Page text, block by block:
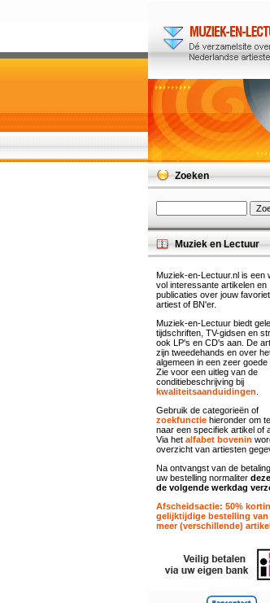
Zoeken
Muziek en Lectuur
Muziek-en-Lectuur.nl is een
vol interessante artikelen en
publicaties over jouw
artiest of BN'er.
Muziek-en-Lectuur biedt
tijdschriften, TV-gidsen en
ook LP's en CD's aan. De
zijn tweedehands en over
algemeen in een zeer goede
Zie voor een uitleg van de
conditiebeschrijving bij
kwaliteitsaanduidingen
Gebruik de categorieën of
zoekfunctie hieronder om
naar een specifiek artikel of
Via het alfabet bovenin
overzicht van artiesten
Na ontvangst van de
uw bestelling normaliter
de volgende werkdag
Afscheidsactie: 50%
gelijktijdige bestelling van
meer (verschillende)